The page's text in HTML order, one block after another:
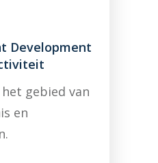
Development
gebied van
en